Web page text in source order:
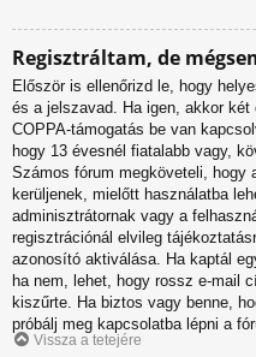
Regisztráltam, de
Először is ellenőrizd le, hogy
és a jelszavad. Ha igen, akkor
COPPA-támogatás be van
hogy 13 évesnél fiatalabb vagy,
Számos fórum megköveteli, hogy
kerüljenek, mielőtt használatba
adminisztrátornak vagy a
regisztrációnál elvileg
azonosító aktiválása. Ha kaptál
ha nem, lehet, hogy rossz e-mail
kiszűrte. Ha biztos vagy benne,
próbálj meg kapcsolatba lépni a
Vissza a tetejére